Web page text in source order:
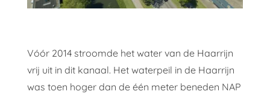
Vóór 2014 stroomde het water van de Haarrijn
vrij uit in dit kanaal. Het waterpeil in de Haarrijn
was toen hoger dan de één meter beneden NAP